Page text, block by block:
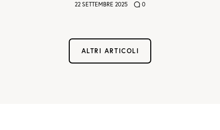
22 SETTEMBRE 2025 0
ALTRI ARTICOLI